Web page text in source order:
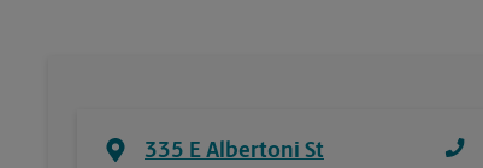
335 E Albertoni St